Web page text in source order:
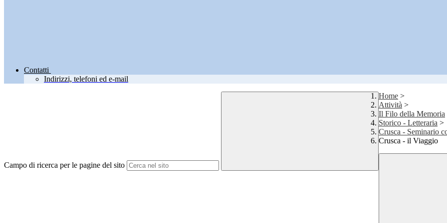
Contatti
Indirizzi, telefoni ed e-mail
Campo di ricerca per le pagine del sito
Home >
Attività >
Il Filo della Memoria
Storico - Letteraria >
Crusca - Seminario
Crusca - il Viaggio